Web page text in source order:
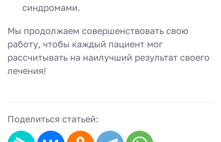
синдромами.
Мы продолжаем совершенствовать свою
работу, чтобы каждый пациент мог
рассчитывать на наилучший результат своего
лечения!
Поделиться статьей: